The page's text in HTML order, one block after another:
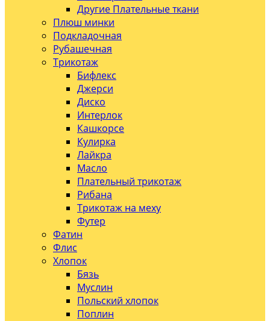
Другие Плательные ткани
Плюш минки
Подкладочная
Рубашечная
Трикотаж
Бифлекс
Джерси
Диско
Интерлок
Кашкорсе
Кулирка
Лайкра
Масло
Плательный трикотаж
Рибана
Трикотаж на меху
Футер
Фатин
Флис
Хлопок
Бязь
Муслин
Польский хлопок
Поплин